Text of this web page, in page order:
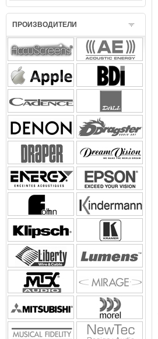
ПРОИЗВОДИТЕЛИ